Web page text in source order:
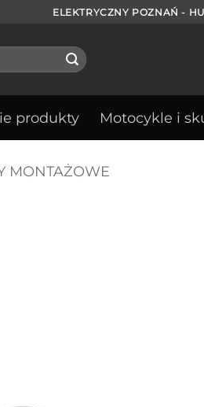
ELEKTRYCZNY POZNAŃ -
produkty Motocykle i
MONTAŻOWE